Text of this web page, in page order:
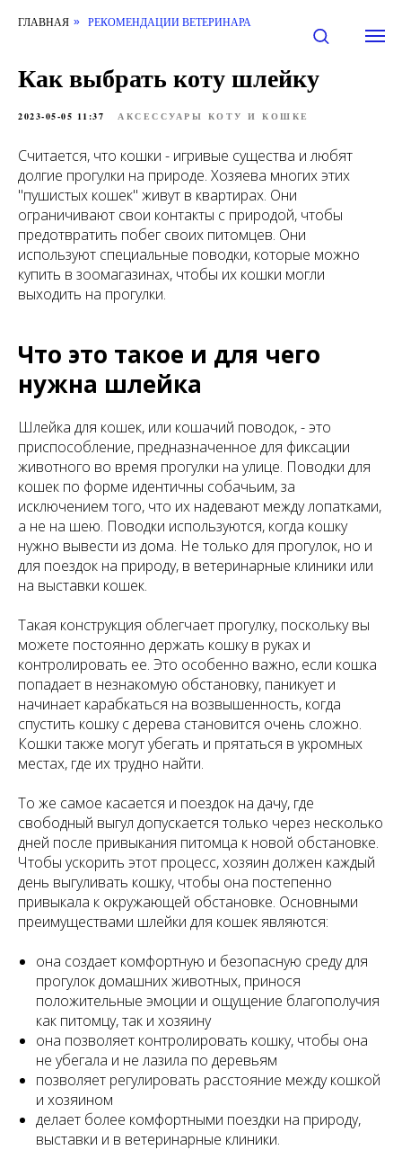
ГЛАВНАЯ » РЕКОМЕНДАЦИИ ВЕТЕРИНАРА
Как выбрать коту шлейку
2023-05-05 11:37 АКСЕССУАРЫ КОТУ И КОШКЕ
Считается, что кошки - игривые существа и любят
долгие прогулки на природе. Хозяева многих этих
"пушистых кошек" живут в квартирах. Они
ограничивают свои контакты с природой, чтобы
предотвратить побег своих питомцев. Они
используют специальные поводки, которые можно
купить в зоомагазинах, чтобы их кошки могли
выходить на прогулки.
Что это такое и для чего
нужна шлейка
Шлейка для кошек, или кошачий поводок, - это
приспособление, предназначенное для фиксации
животного во время прогулки на улице. Поводки для
кошек по форме идентичны собачьим, за
исключением того, что их надевают между лопатками,
а не на шею. Поводки используются, когда кошку
нужно вывести из дома. Не только для прогулок, но и
для поездок на природу, в ветеринарные клиники или
на выставки кошек.
Такая конструкция облегчает прогулку, поскольку вы
можете постоянно держать кошку в руках и
контролировать ее. Это особенно важно, если кошка
попадает в незнакомую обстановку, паникует и
начинает карабкаться на возвышенность, когда
спустить кошку с дерева становится очень сложно.
Кошки также могут убегать и прятаться в укромных
местах, где их трудно найти.
То же самое касается и поездок на дачу, где
свободный выгул допускается только через несколько
дней после привыкания питомца к новой обстановке.
Чтобы ускорить этот процесс, хозяин должен каждый
день выгуливать кошку, чтобы она постепенно
привыкала к окружающей обстановке. Основными
преимуществами шлейки для кошек являются:
она создает комфортную и безопасную среду для
прогулок домашних животных, принося
положительные эмоции и ощущение благополучия
как питомцу, так и хозяину
она позволяет контролировать кошку, чтобы она
не убегала и не лазила по деревьям
позволяет регулировать расстояние между кошкой
и хозяином
делает более комфортными поездки на природу,
выставки и в ветеринарные клиники.